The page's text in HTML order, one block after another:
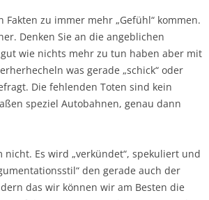
zu immer mehr „Gefühl“ kommen.
Denken Sie an die angeblichen
wie nichts mehr zu tun haben aber mit
was gerade „schick“ oder
Die fehlenden Toten sind kein
speziel Autobahnen, genau dann
Es wird „verkündet“, spekuliert und
den gerade auch der
das wir können wir am Besten die